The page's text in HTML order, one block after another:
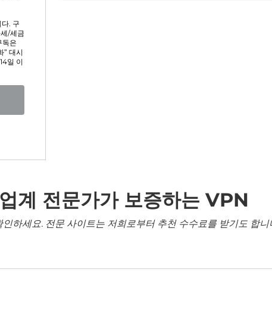
. 구
/세금
독은
대시
일 이
계 전문가가 보증하는 VPN
하세요. 전문 사이트는 저희로부터 추천 수수료를 받기도 합니